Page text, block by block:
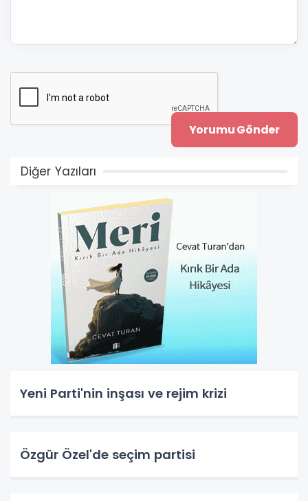
Diğer Yazıları
Yeni Parti'nin inşası ve rejim krizi
Özgür Özel'de seçim partisi